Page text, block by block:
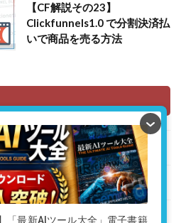
【CF解説その23】
Clickfunnels1.0 で分割決済払
いで商品を売る方法
超えたのか
中国製AIは本当にChatGPT級なのか
ト・Work・Codexの使い分けを実務で検